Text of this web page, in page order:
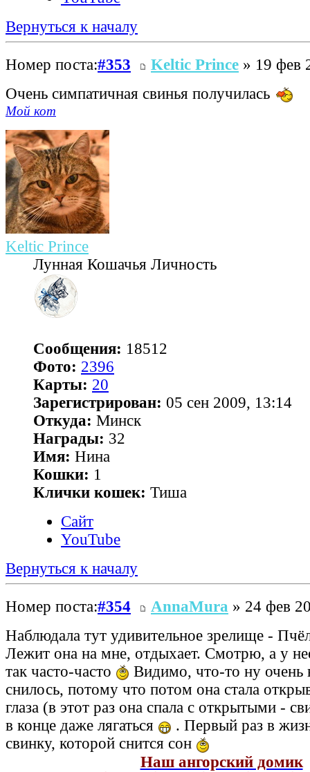
Вернуться к началу
Номер поста:#353 Keltic Prince » 19 фев
Очень симпатичная свинья получилась
Мой кот
Keltic Prince
Лунная Кошачья Личность
Сообщения: 18512
Фото: 2396
Карты: 20
Зарегистрирован: 05 сен 2009, 13:14
Откуда: Минск
Награды: 32
Имя: Нина
Кошки: 1
Клички кошек: Тиша
Сайт
YouTube
Вернуться к началу
Номер поста:#354 AnnaMura » 24 фев
Наблюдала тут удивительное зрелище -
Лежит она на мне, отдыхает. Смотрю, а у
так часто-часто
Видимо, что-то ну очень
снилось, потому что потом она стала
глаза (в этот раз она спала с открытыми -
в конце даже лягаться
. Первый раз в
свинку, которой снится сон
Наш ангорский домик